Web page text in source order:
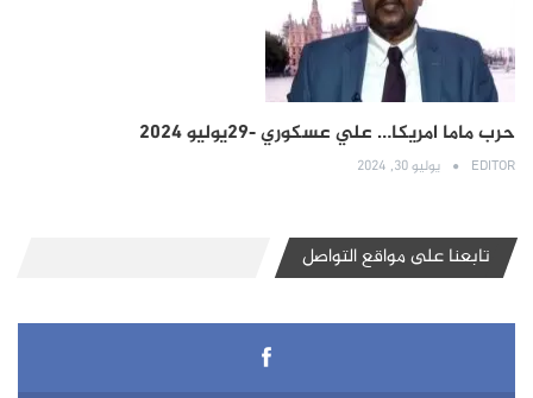
حرب ماما امريكا… علي عسكوري -29يوليو 2024
EDITOR يوليو 30, 2024
تابعنا على مواقع التواصل